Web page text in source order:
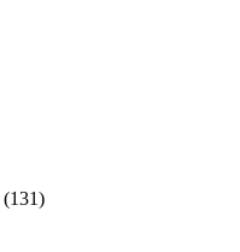
(131)